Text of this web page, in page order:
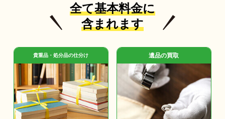
全て基本料金に
含まれます
貴重品・処分品の仕分け 遺品の買取